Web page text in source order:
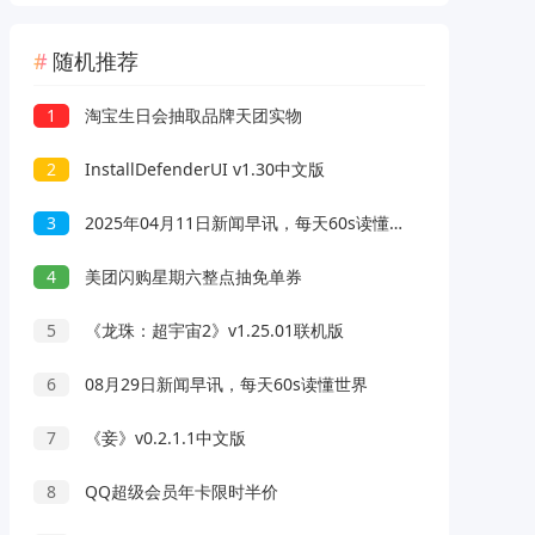
随机推荐
1 淘宝生日会抽取品牌天团实物
2 InstallDefenderUI v1.30中文版
3 2025年04月11日新闻早讯，每天60s读懂世界
4 美团闪购星期六整点抽免单券
5 《龙珠：超宇宙2》v1.25.01联机版
6 08月29日新闻早讯，每天60s读懂世界
7 《妾》v0.2.1.1中文版
8 QQ超级会员年卡限时半价